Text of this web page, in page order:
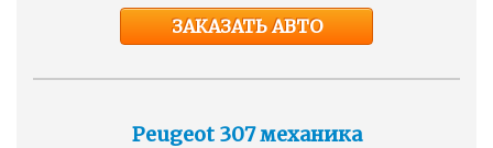
ЗАКАЗАТЬ АВТО
Peugeot 307 механика